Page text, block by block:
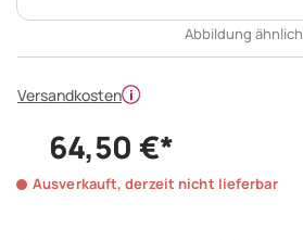
Abbildung ähnlich
Versandkosten
64,50 €*
Ausverkauft, derzeit nicht lieferbar